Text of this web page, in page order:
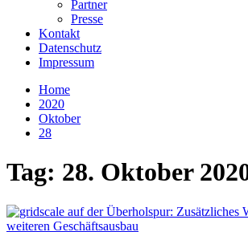
Partner
Presse
Kontakt
Datenschutz
Impressum
Home
2020
Oktober
28
Tag: 28. Oktober